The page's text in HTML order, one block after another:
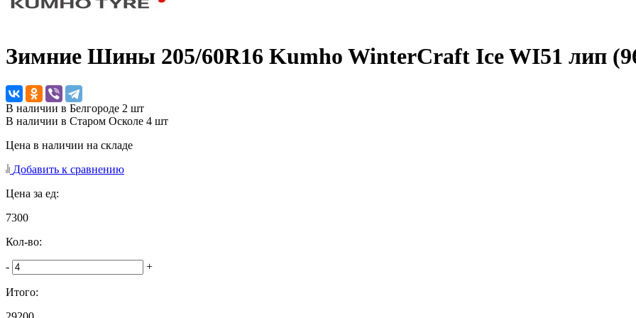
Зимние Шины 205/60R16 Kumho WinterCraft Ice WI51 лип
В наличии в Белгороде 2 шт
В наличии в Старом Осколе 4 шт
Цена в наличии на складе
Добавить к сравнению
Цена за ед:
7300
Кол-во:
- +
Итого: